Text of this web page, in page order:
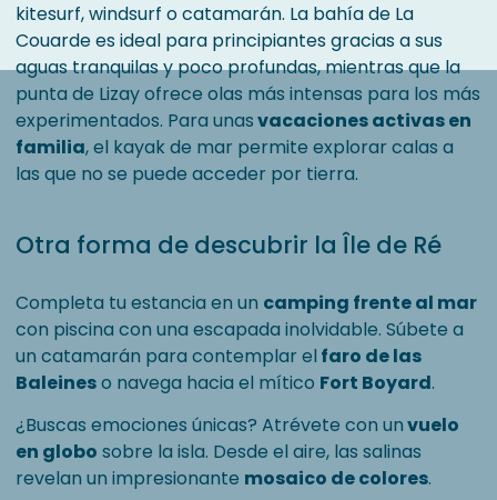
kitesurf, windsurf o catamarán. La bahía de La
Couarde es ideal para principiantes gracias a sus
aguas tranquilas y poco profundas, mientras que la
punta de Lizay ofrece olas más intensas para los más
experimentados. Para unasvacaciones activas en
familia, el kayak de mar permite explorar calas a
las que no se puede acceder por tierra.
Otra forma de descubrir la Île de Ré
Completa tu estancia en un camping frente al mar
con piscina con una escapada inolvidable. Súbete a
un catamarán para contemplar el faro de las
Baleineso navega hacia el mítico Fort Boyard.
¿Buscas emociones únicas? Atrévete con unvuelo
en globo sobre la isla. Desde el aire, las salinas
revelan un impresionante mosaico de colores.